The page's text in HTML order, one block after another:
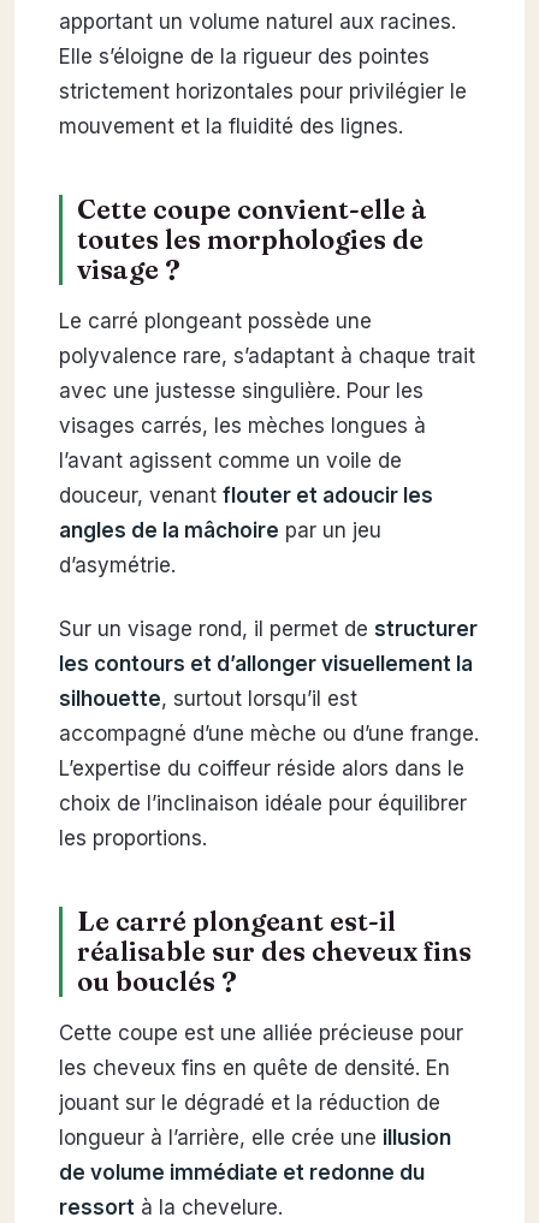
apportant un volume naturel aux racines.
Elle s’éloigne de la rigueur des pointes
strictement horizontales pour privilégier le
mouvement et la fluidité des lignes.
Cette coupe convient-elle à
toutes les morphologies de
visage ?
Le carré plongeant possède une
polyvalence rare, s’adaptant à chaque trait
avec une justesse singulière. Pour les
visages carrés, les mèches longues à
l’avant agissent comme un voile de
douceur, venant flouter et adoucir les
angles de la mâchoire par un jeu
d’asymétrie.
Sur un visage rond, il permet de structurer
les contours et d’allonger visuellement la
silhouette, surtout lorsqu’il est
accompagné d’une mèche ou d’une frange.
L’expertise du coiffeur réside alors dans le
choix de l’inclinaison idéale pour équilibrer
les proportions.
Le carré plongeant est-il
réalisable sur des cheveux fins
ou bouclés ?
Cette coupe est une alliée précieuse pour
les cheveux fins en quête de densité. En
jouant sur le dégradé et la réduction de
longueur à l’arrière, elle crée une illusion
de volume immédiate et redonne du
ressortà la chevelure.